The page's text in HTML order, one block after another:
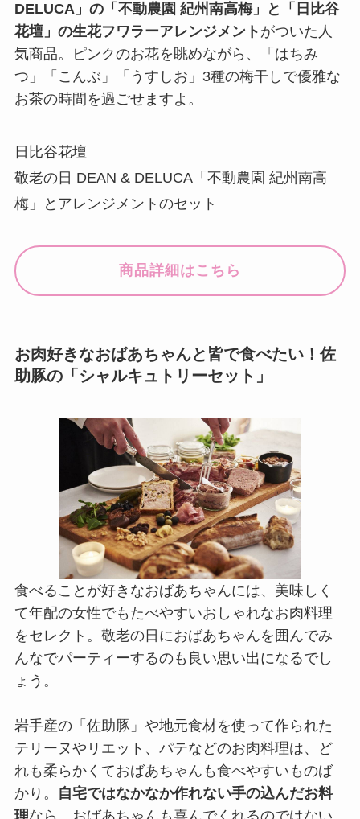
DELUCA」の「不動農園 紀州南高梅」と「日比谷
花壇」の生花フワラーアレンジメント がついた人
気商品。ピンクのお花を眺めながら、「はちみ
つ」「こんぶ」「うすしお」3種の梅干しで優雅な
お茶の時間を過ごせますよ。
日比谷花壇
敬老の日 DEAN & DELUCA「不動農園 紀州南高
梅」とアレンジメントのセット
商品詳細はこちら
お肉好きなおばあちゃんと皆で食べたい！佐
助豚の「シャルキュトリーセット」
食べることが好きなおばあちゃんには、美味しく
て年配の女性でもたべやすいおしゃれなお肉料理
をセレクト。敬老の日におばあちゃんを囲んでみ
んなでパーティーするのも良い思い出になるでし
ょう。
岩手産の「佐助豚」や地元食材を使って作られた
テリーヌやリエット、パテなどのお肉料理は、ど
れも柔らかくておばあちゃんも食べやすいものば
かり。
自宅ではなかなか作れない手の込んだお料